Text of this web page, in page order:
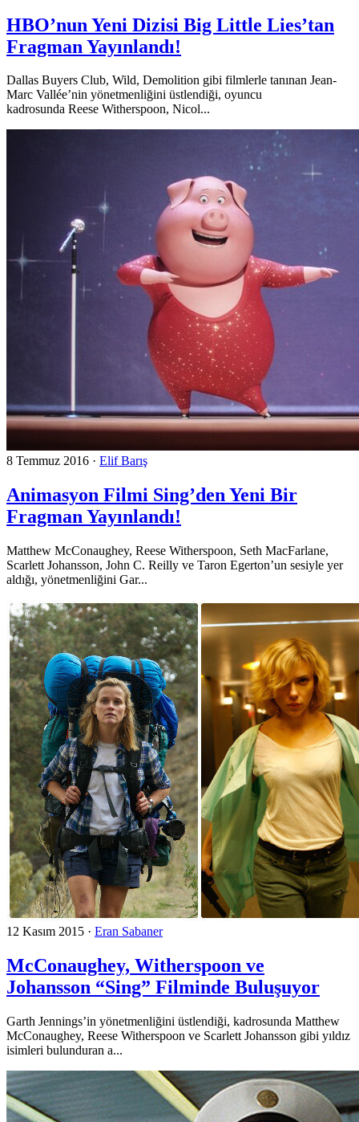
HBO’nun Yeni Dizisi Big Little Lies’tan
Fragman Yayınlandı!
Dallas Buyers Club, Wild, Demolition gibi filmlerle tanınan Jean-
Marc Vallée’nin yönetmenliğini üstlendiği, oyuncu
kadrosunda Reese Witherspoon, Nicol...
8 Temmuz 2016 · Elif Barış
Animasyon Filmi Sing’den Yeni Bir
Fragman Yayınlandı!
Matthew McConaughey, Reese Witherspoon, Seth MacFarlane,
Scarlett Johansson, John C. Reilly ve Taron Egerton’un sesiyle yer
aldığı, yönetmenliğini Gar...
12 Kasım 2015 · Eran Sabaner
McConaughey, Witherspoon ve
Johansson “Sing” Filminde Buluşuyor
Garth Jennings’in yönetmenliğini üstlendiği, kadrosunda Matthew
McConaughey, Reese Witherspoon ve Scarlett Johansson gibi yıldız
isimleri bulunduran a...